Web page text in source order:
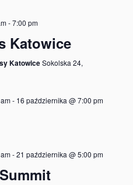
-7:00 pm
Katowice
KatowiceSokolska 24,
- 16 października @ 7:00 pm
-21 października @ 5:00 pm